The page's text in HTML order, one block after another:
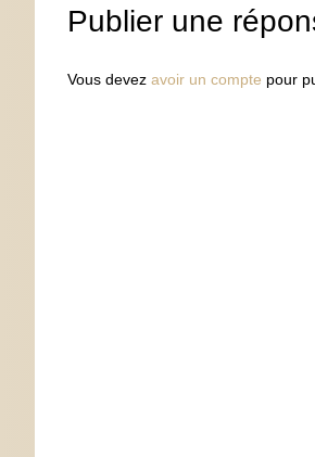
Publier une
Vous devez avoir un compte pour